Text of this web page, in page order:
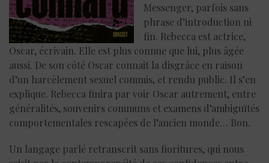
Messenger, parfois sans
phrase d’introduction ni
fin. Rebecca est actrice,
Oscar, écrivain. Elle est plus connue que lui, plus âgée
aussi. De son côté Oscar connait la disgrâce en raison
d’un harcèlement sexuel commis, et rendu public. Il s’en
explique. Rebecca finira par voir Oscar autrement, entre
généralités, souvenirs communs et examens d’ambiguïtés
comportementales rescapées de l’ancien monde… Bon.
Un langage parlé retranscrit sans fioritures, qui nous